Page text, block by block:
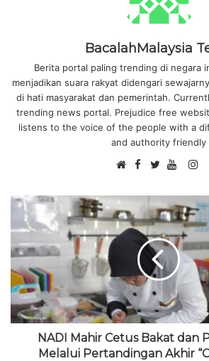
BacalahMalaysia
Berita portal paling trending di negara
menjadikan suara rakyat didengari
di hati masyarakat dan pemerintah.
trending news portal. Prejudice free
listens to the voice of the people with a
and authority friendly
e
b
s
e
F
c
e
b
o
o
k
w
i
t
t
e
r
o
u
T
u
b
e
I
s
t
a
g
r
a
m
NADI Mahir Cetus Bakat dan
Melalui Pertandingan Akhir